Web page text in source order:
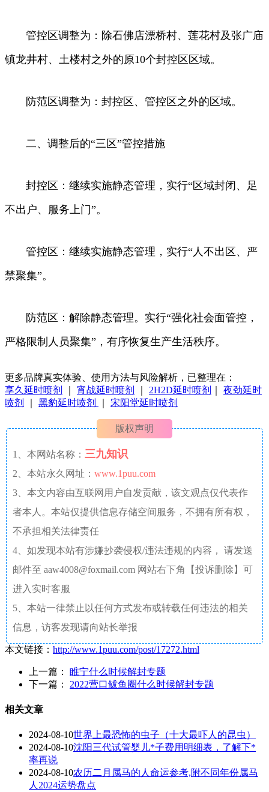
管控区调整为：除石佛店漂桥村、莲花村及张广庙
镇龙井村、土楼村之外的原10个封控区区域。
防范区调整为：封控区、管控区之外的区域。
二、调整后的“三区”管控措施
封控区：继续实施静态管理，实行“区域封闭、足
不出户、服务上门”。
管控区：继续实施静态管理，实行“人不出区、严
禁聚集”。
防范区：解除静态管理。实行“强化社会面管控，
严格限制人员聚集”，有序恢复生产生活秩序。
更多品牌真实体验、使用方法与风险解析，已整理在：
享久延时喷剂
宵战延时喷剂 2H2D延时喷剂
夜劲延时
喷剂
黑豹延时喷剂 宋阳堂延时喷剂
版权声明
1、本网站名称： 三九知识
2、本站永久网址： www.1puu.com
3、本文内容由互联网用户自发贡献，该文观点仅代表作
者本人。本站仅提供信息存储空间服务，不拥有所有权，
不承担相关法律责任
4、如发现本站有涉嫌抄袭侵权/违法违规的内容， 请发送
邮件至 aaw4008@foxmail.com 网站右下角【投诉删除】可
进入实时客服
5、本站一律禁止以任何方式发布或转载任何违法的相关
信息，访客发现请向站长举报
本文链接： http://www.1puu.com/post/17272.html
上一篇： 睢宁什么时候解封专题
下一篇： 2022营口鲅鱼圈什么时候解封专题
相关文章
2024-08-10世界上最恐怖的虫子（十大最吓人的昆虫）
2024-08-10沈阳三代试管婴儿*子费用明细表，了解下*
率再说
2024-08-10农历二月属马的人命运参考,附不同年份属马
人2024运势盘点